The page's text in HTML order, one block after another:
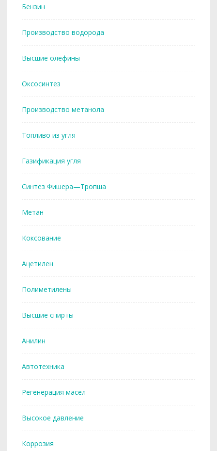
Бензин
Производство водорода
Высшие олефины
Оксосинтез
Производство метанола
Топливо из угля
Газификация угля
Синтез Фишера—Тропша
Метан
Коксование
Ацетилен
Полиметилены
Высшие спирты
Анилин
Автотехника
Регенерация масел
Высокое давление
Коррозия